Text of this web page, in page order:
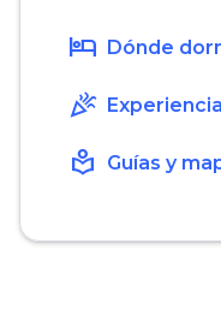
hotel Dónde
celebration
local_library Guías y